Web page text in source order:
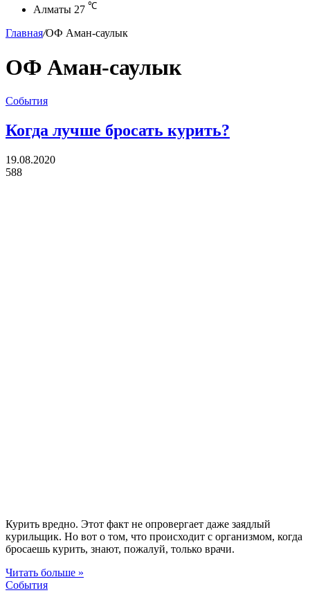
Алматы 27 ℃
Главная/ОФ Аман-саулык
ОФ Аман-саулык
События
Когда лучше бросать курить?
19.08.2020
588
Курить вредно. Этот факт не опровергает даже заядлый
курильщик. Но вот о том, что происходит с организмом, когда
бросаешь курить, знают, пожалуй, только врачи.
Читать больше »
События